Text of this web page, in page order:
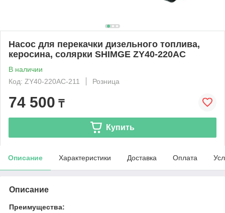
Насос для перекачки дизельного топлива,
керосина, солярки SHIMGE ZY40-220AC
В наличии
Код: ZY40-220AC-211
Розница
74 500 ₸
Купить
Описание Характеристики Доставка Оплата
Описание
Преимущества: